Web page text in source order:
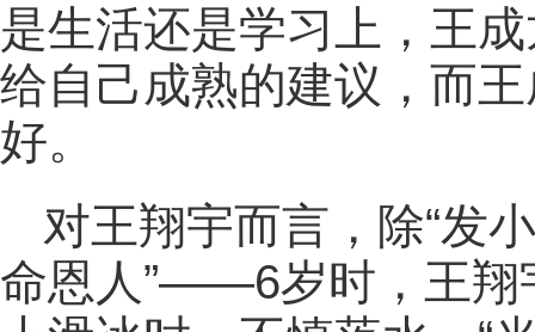
是生活还是学习上，王
给自己成熟的建议，而
好。
对王翔宇而言，除“发
命恩人”——6岁时，王翔